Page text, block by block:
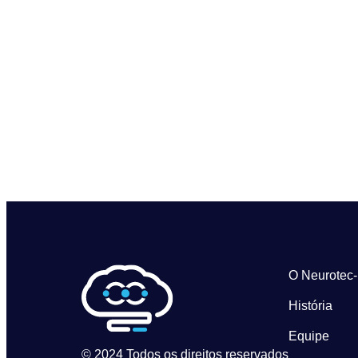
© 2024 Todos os direitos reservados
O
História
Equipe